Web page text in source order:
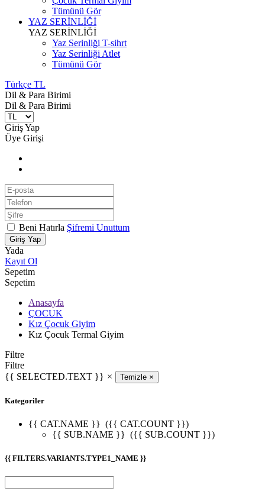
Tümünü Gör
YAZ SERİNLİĞİ
YAZ SERİNLİĞİ
Yaz Serinliği T-sihrt
Yaz Serinliği Atlet
Tümünü Gör
Türkçe TL
Dil & Para Birimi
Dil & Para Birimi
Giriş Yap
Üye Girişi
Beni Hatırla Şifremi Unuttum
Giriş Yap
Yada
Kayıt Ol
Sepetim
Sepetim
Anasayfa
ÇOCUK
Kız Çocuk Giyim
Kız Çocuk Termal Giyim
Filtre
Filtre
{{ SELECTED.TEXT }} × Temizle ×
Kategoriler
{{ CAT.NAME }} ({{ CAT.COUNT }})
{{ SUB.NAME }} ({{ SUB.COUNT }})
{{ FILTERS.VARIANTS.TYPE1_NAME }}